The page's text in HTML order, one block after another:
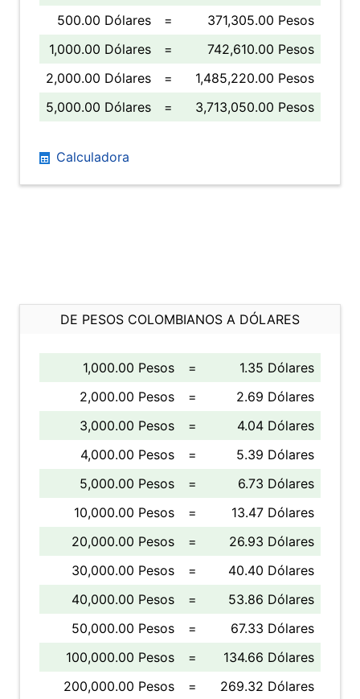
500.00 Dólares
=
371,305.00 Pesos
1,000.00 Dólares
=
742,610.00 Pesos
2,000.00 Dólares
=
1,485,220.00 Pesos
5,000.00 Dólares
= 3,713,050.00 Pesos
Calculadora
DE PESOS COLOMBIANOS A DÓLARES
1,000.00 Pesos =
1.35 Dólares
2,000.00 Pesos
=
2.69 Dólares
3,000.00 Pesos
=
4.04 Dólares
4,000.00 Pesos
=
5.39 Dólares
5,000.00 Pesos
=
6.73 Dólares
10,000.00 Pesos
=
13.47 Dólares
20,000.00 Pesos
=
26.93 Dólares
30,000.00 Pesos
=
40.40 Dólares
40,000.00 Pesos
=
53.86 Dólares
50,000.00 Pesos
=
67.33 Dólares
100,000.00 Pesos
=
134.66 Dólares
200,000.00 Pesos
= 269.32 Dólares